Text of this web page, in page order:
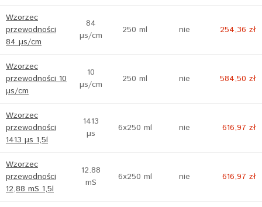
Wzorzec
przewodności
84 µs/cm
84
µs/cm
250 ml nie 254,36 zł
Wzorzec
przewodności 10
µs/cm
10
µs/cm
250 ml nie 584,50 zł
Wzorzec
przewodności
1413 µs 1,5l
1413
µs
6x250 ml nie 616,97 zł
Wzorzec
przewodności
12,88 mS 1,5l
12.88
mS
6x250 ml nie 616,97 zł